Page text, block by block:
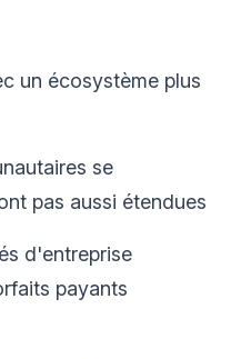
un écosystème plus
se
pas aussi étendues
d'entreprise
payants